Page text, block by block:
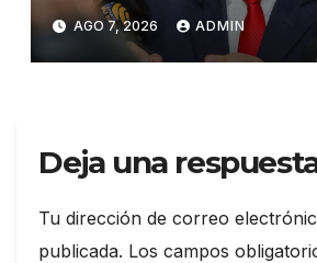
Suprema Corte de
AGO 7, 2026 ADMIN
Deja una
Tu dirección de correo
publicada. Los campos